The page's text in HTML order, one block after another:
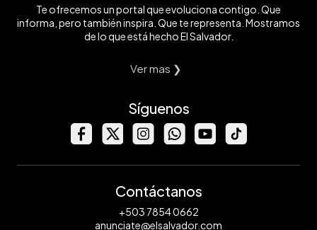
Te ofrecemos un portal que evoluciona contigo. Que
informa, pero también inspira. Que te representa. Mostramos
de lo que está hecho El Salvador.
Ver mas ❯
Síguenos
Contáctanos
+503 7854 0662
anunciate@elsalvador.com